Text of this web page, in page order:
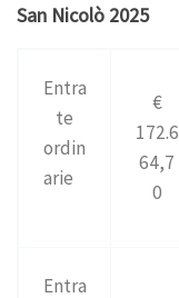
San Nicolò 2025
Entra
te
ordin
arie
€
172.6
64,7
0
Entra